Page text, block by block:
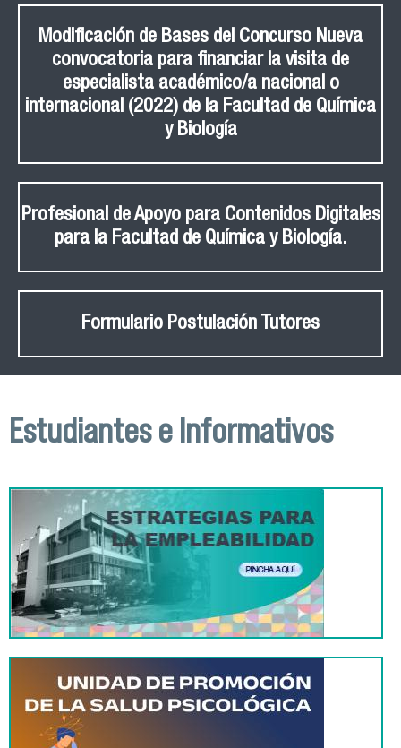
Modificación de Bases del Concurso Nueva
convocatoria para financiar la visita de
especialista académico/a nacional o
internacional (2022) de la Facultad de Química
y Biología
Profesional de Apoyo para Contenidos Digitales
para la Facultad de Química y Biología.
Formulario Postulación Tutores
Estudiantes e Informativos